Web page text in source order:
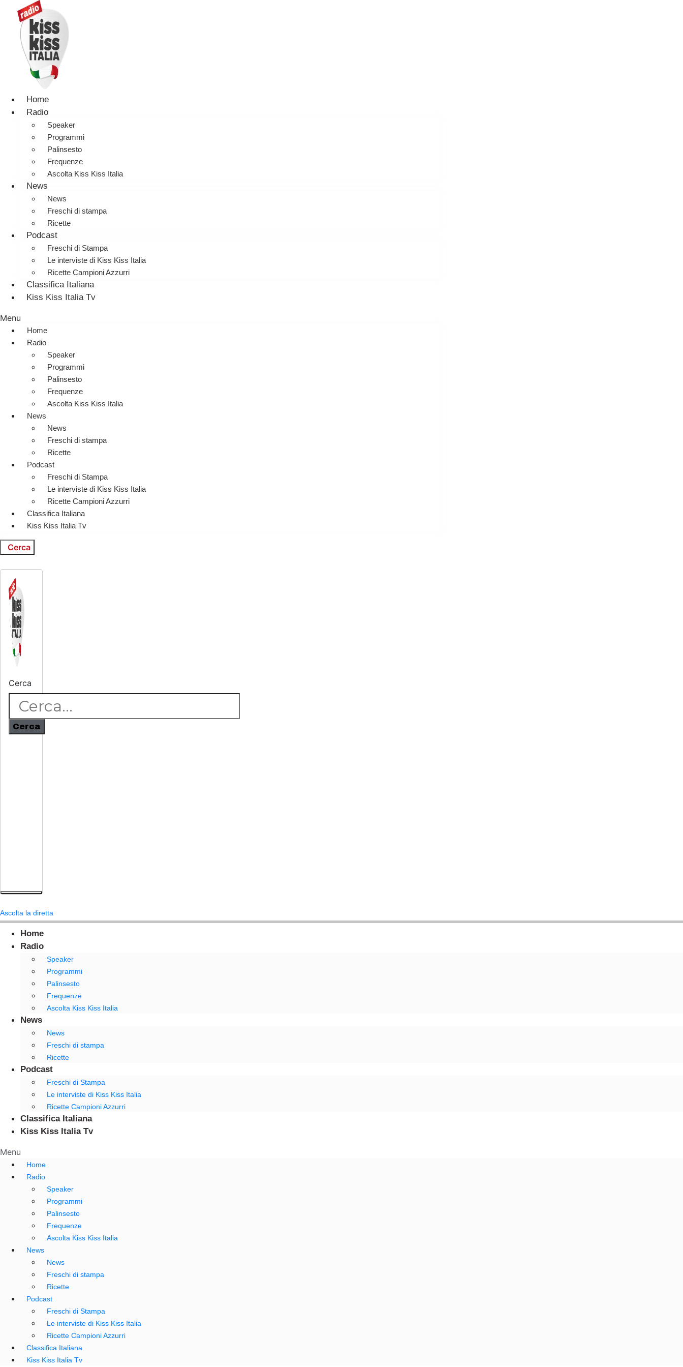
Home
Radio
Speaker
Programmi
Palinsesto
Frequenze
Ascolta Kiss Kiss Italia
News
News
Freschi di stampa
Ricette
Podcast
Freschi di Stampa
Le interviste di Kiss Kiss Italia
Ricette Campioni Azzurri
Classifica Italiana
Kiss Kiss Italia Tv
Menu
Home
Radio
Speaker
Programmi
Palinsesto
Frequenze
Ascolta Kiss Kiss Italia
News
News
Freschi di stampa
Ricette
Podcast
Freschi di Stampa
Le interviste di Kiss Kiss Italia
Ricette Campioni Azzurri
Classifica Italiana
Kiss Kiss Italia Tv
Cerca
Cerca
Cerca
Ascolta la diretta
Home
Radio
Speaker
Programmi
Palinsesto
Frequenze
Ascolta Kiss Kiss Italia
News
News
Freschi di stampa
Ricette
Podcast
Freschi di Stampa
Le interviste di Kiss Kiss Italia
Ricette Campioni Azzurri
Classifica Italiana
Kiss Kiss Italia Tv
Menu
Home
Radio
Speaker
Programmi
Palinsesto
Frequenze
Ascolta Kiss Kiss Italia
News
News
Freschi di stampa
Ricette
Podcast
Freschi di Stampa
Le interviste di Kiss Kiss Italia
Ricette Campioni Azzurri
Classifica Italiana
Kiss Kiss Italia Tv